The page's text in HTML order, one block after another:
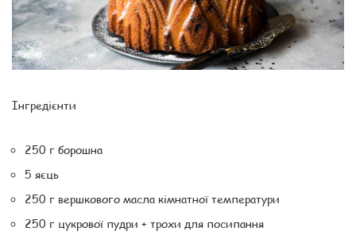
Інгредієнти
250 г борошна
5 яєць
250 г вершкового масла кімнатної температури
250 г цукрової пудри + трохи для посипання